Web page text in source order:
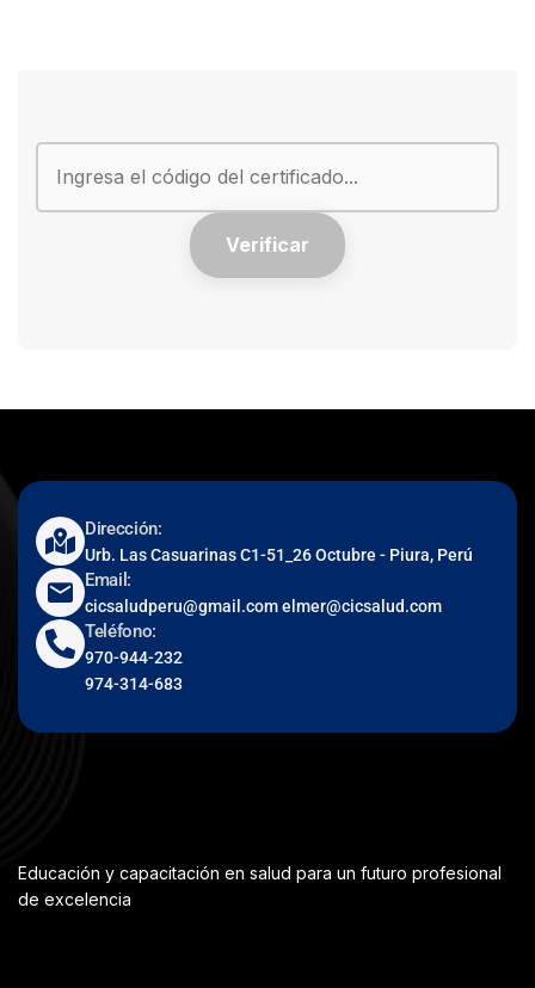
Verificar
Dirección:
Urb. Las Casuarinas C1-51_26 Octubre - Piura, Perú
Email:
cicsaludperu@gmail.com elmer@cicsalud.com
Teléfono:
970-944-232
974-314-683
Educación y capacitación en salud para un futuro profesional
de excelencia